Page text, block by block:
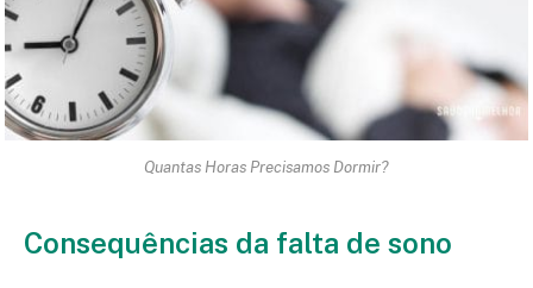
Quantas Horas Precisamos Dormir?
Consequências da falta de sono